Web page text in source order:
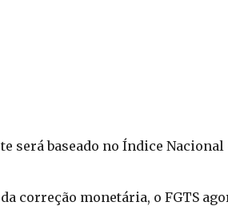
será baseado no Índice
correção monetária, o FGTS